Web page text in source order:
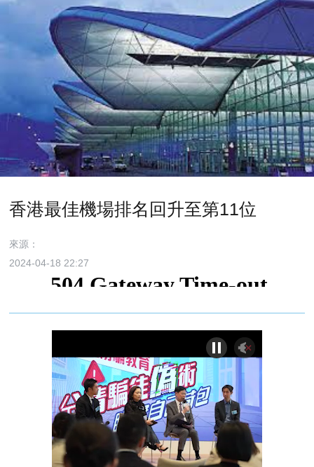
香港最佳機場排名回升至第11位
來源：
2024-04-18 22:27